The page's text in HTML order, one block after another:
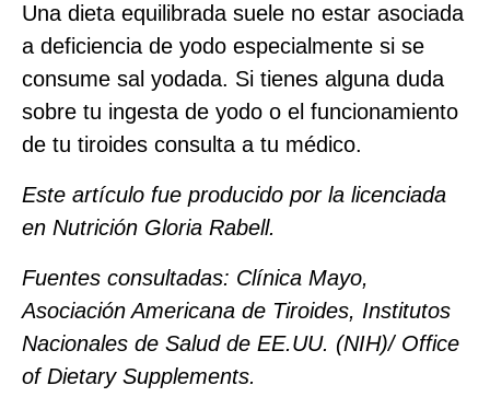
Una dieta equilibrada suele no estar asociada
a deficiencia de yodo especialmente si se
consume sal yodada. Si tienes alguna duda
sobre tu ingesta de yodo o el funcionamiento
de tu tiroides consulta a tu médico.
Este artículo fue producido por la licenciada
en Nutrición Gloria Rabell.
Fuentes consultadas: Clínica Mayo,
Asociación Americana de Tiroides, Institutos
Nacionales de Salud de EE.UU. (NIH)/ Office
of Dietary Supplements.